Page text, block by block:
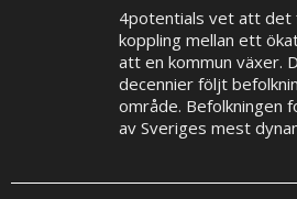
4potentials vet att det
koppling mellan ett
att en kommun växer.
decennier följt
område. Befolkningen
av Sveriges mest